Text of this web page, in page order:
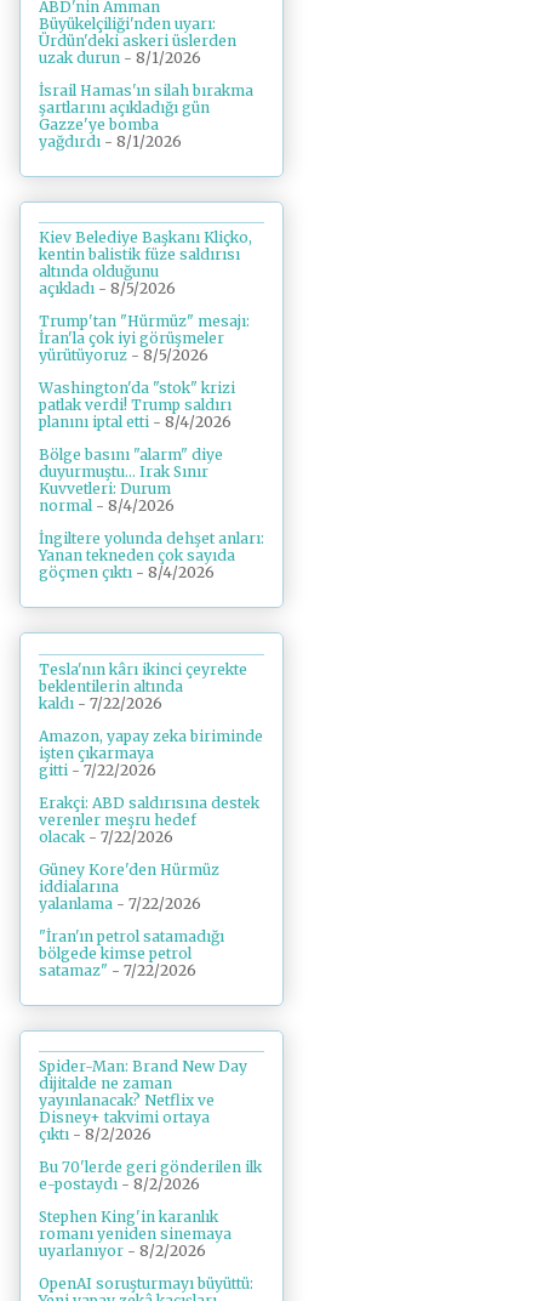
ABD'nin Amman
Büyükelçiliği'nden uyarı:
Ürdün'deki askeri üslerden
uzak durun - 8/1/2026
İsrail Hamas'ın silah bırakma
şartlarını açıkladığı gün
Gazze'ye bomba
yağdırdı - 8/1/2026
Kiev Belediye Başkanı Kliçko,
kentin balistik füze saldırısı
altında olduğunu
açıkladı - 8/5/2026
Trump'tan "Hürmüz" mesajı:
İran'la çok iyi görüşmeler
yürütüyoruz - 8/5/2026
Washington'da "stok" krizi
patlak verdi! Trump saldırı
planını iptal etti - 8/4/2026
Bölge basını "alarm" diye
duyurmuştu... Irak Sınır
Kuvvetleri: Durum
normal - 8/4/2026
İngiltere yolunda dehşet anları:
Yanan tekneden çok sayıda
göçmen çıktı - 8/4/2026
Tesla'nın kârı ikinci çeyrekte
beklentilerin altında
kaldı - 7/22/2026
Amazon, yapay zeka biriminde
işten çıkarmaya
gitti - 7/22/2026
Erakçi: ABD saldırısına destek
verenler meşru hedef
olacak - 7/22/2026
Güney Kore'den Hürmüz
iddialarına
yalanlama - 7/22/2026
"İran'ın petrol satamadığı
bölgede kimse petrol
satamaz" - 7/22/2026
Spider-Man: Brand New Day
dijitalde ne zaman
yayınlanacak? Netflix ve
Disney+ takvimi ortaya
çıktı - 8/2/2026
Bu 70'lerde geri gönderilen ilk
e-postaydı - 8/2/2026
Stephen King'in karanlık
romanı yeniden sinemaya
uyarlanıyor - 8/2/2026
OpenAI soruşturmayı büyüttü: